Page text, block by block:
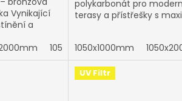
1050x5000mm 1050x6000mm
Vynikající
a
1050x3000mm
polykarbonát pro
terasy a přístřešky s
1050x1000mm
UV Filtr